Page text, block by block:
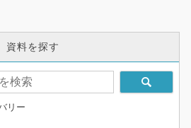
資料を探す
リー